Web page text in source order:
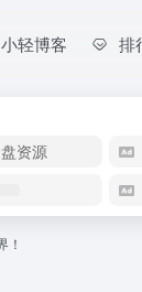
小轻博客 排
资源
！